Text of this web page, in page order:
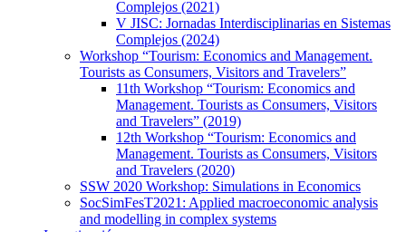
Complejos (2021)
V JISC: Jornadas Interdisciplinarias en Sistemas
Complejos (2024)
Workshop “Tourism: Economics and Management.
Tourists as Consumers, Visitors and Travelers”
11th Workshop “Tourism: Economics and
Management. Tourists as Consumers, Visitors
and Travelers” (2019)
12th Workshop “Tourism: Economics and
Management. Tourists as Consumers, Visitors
and Travelers (2020)
SSW 2020 Workshop: Simulations in Economics
SocSimFesT2021: Applied macroeconomic analysis
and modelling in complex systems